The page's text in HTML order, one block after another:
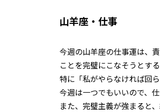
山羊座・仕事
今週の山羊座の仕事運は、
ことを完璧にこなそうとす
特に「私がやらなければ回
今週は一つでもいいので、
また、完璧主義が強まると